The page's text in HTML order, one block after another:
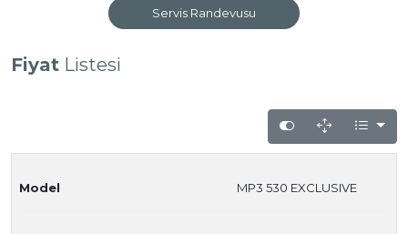
Servis Randevusu
Fiyat Listesi
Model MP3 530 EXCLUSIVE